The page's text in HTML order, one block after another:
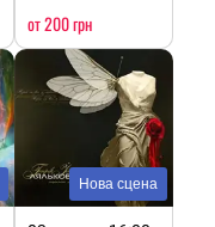
от 200 грн
Нова сцена